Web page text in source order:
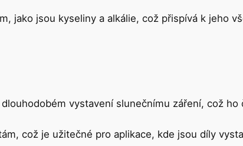
jako jsou kyseliny a alkálie, což přispívá k jeho
vystavení slunečnímu záření, což ho
což je užitečné pro aplikace, kde jsou díly